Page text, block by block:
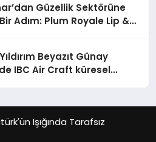
Güzellik Sektörüne
Adım: Plum Royale Lip &
Beyazıt Günay
IBC Air Craft küresel
Işığında Tarafsız